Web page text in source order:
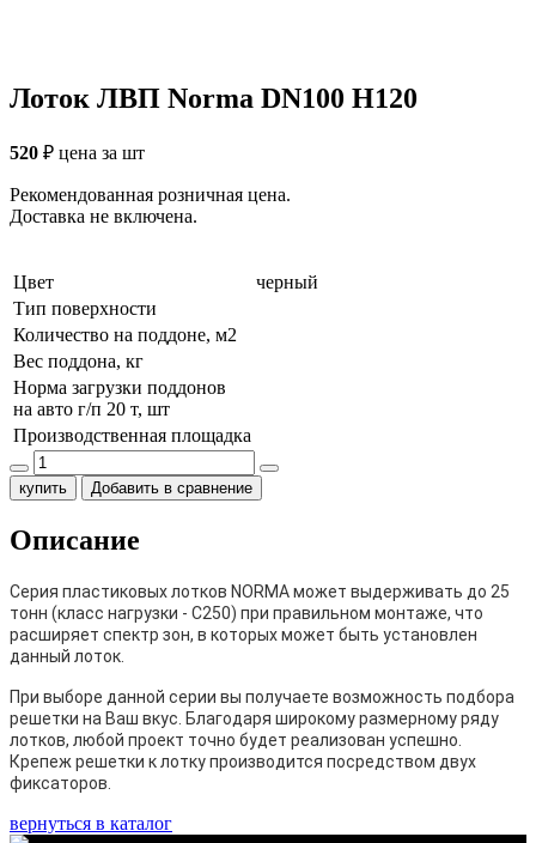
Лоток ЛВП Norma DN100 H120
520 ₽ цена за шт
Рекомендованная розничная цена.
Доставка не включена.
Цвет
черный
Тип поверхности
Количество на поддоне, м2
Вес поддона, кг
Норма загрузки поддонов
на авто г/п 20 т, шт
Производственная площадка
купить Добавить в сравнение
Описание
Серия пластиковых лотков NORMA может выдерживать до 25
тонн (класс нагрузки - С250) при правильном монтаже, что
расширяет спектр зон, в которых может быть установлен
данный лоток.
При выборе данной серии вы получаете возможность подбора
решетки на Ваш вкус. Благодаря широкому размерному ряду
лотков, любой проект точно будет реализован успешно.
Крепеж решетки к лотку производится посредством двух
фиксаторов.
вернуться в каталог